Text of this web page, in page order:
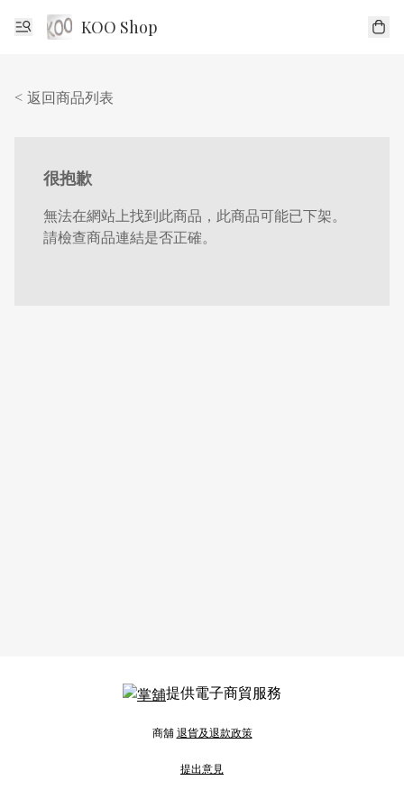
KOO Shop
< 返回商品列表
很抱歉
無法在網站上找到此商品，此商品可能已下架。
請檢查商品連結是否正確。
提供電子商貿服務
商舖退貨及退款政策
提出意見